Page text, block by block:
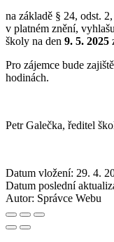
na základě § 24, odst.
v platném znění,
školy na den 9. 5. 2025
Pro zájemce bude
hodinách.
Petr Galečka, ředitel
Datum vložení: 29. 4.
Datum poslední
Autor: Správce Webu